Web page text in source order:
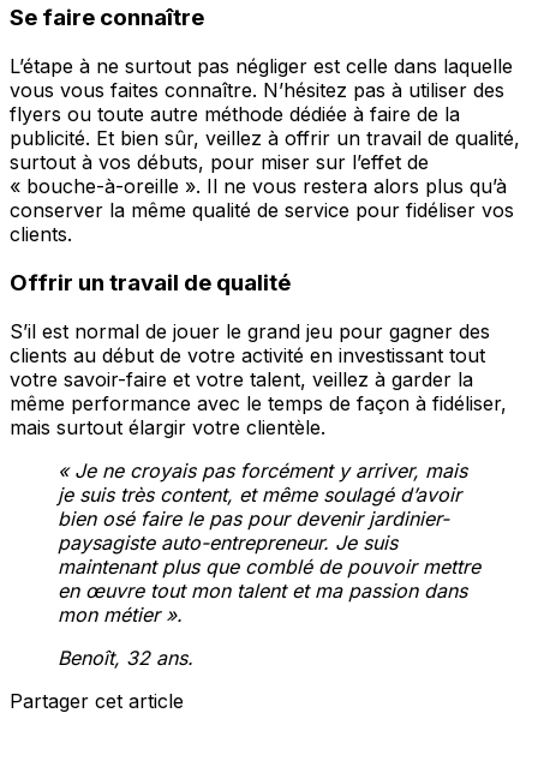
Se faire connaître
L’étape à ne surtout pas négliger est celle dans laquelle
vous vous faites connaître. N’hésitez pas à utiliser des
flyers ou toute autre méthode dédiée à faire de la
publicité. Et bien sûr, veillez à offrir un travail de qualité,
surtout à vos débuts, pour miser sur l’effet de
« bouche-à-oreille ». Il ne vous restera alors plus qu’à
conserver la même qualité de service pour fidéliser vos
clients.
Offrir un travail de qualité
S’il est normal de jouer le grand jeu pour gagner des
clients au début de votre activité en investissant tout
votre savoir-faire et votre talent, veillez à garder la
même performance avec le temps de façon à fidéliser,
mais surtout élargir votre clientèle.
« Je ne croyais pas forcément y arriver, mais
je suis très content, et même soulagé d’avoir
bien osé faire le pas pour devenir jardinier-
paysagiste auto-entrepreneur. Je suis
maintenant plus que comblé de pouvoir mettre
en œuvre tout mon talent et ma passion dans
mon métier ».
Benoît, 32 ans.
Partager cet article